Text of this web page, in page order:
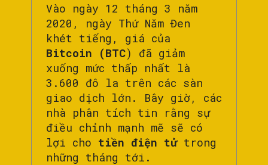
Vào ngày 12 tháng 3 năm
2020, ngày Thứ Năm Đen
khét tiếng, giá của
Bitcoin (BTC) đã giảm
xuống mức thấp nhất là
3.600 đô la trên các sàn
giao dịch lớn. Bây giờ, các
nhà phân tích tin rằng sự
điều chỉnh mạnh mẽ sẽ có
lợi cho tiền điện tửtrong
những tháng tới.